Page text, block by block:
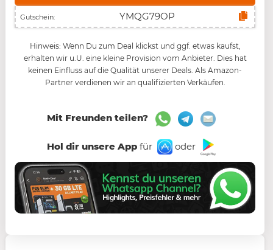
Gutschein:
Hinweis: Wenn Du zum Deal klickst und ggf. etwas kaufst,
erhalten wir u.U. eine kleine Provision vom Anbieter. Dies hat
keinen Einfluss auf die Qualität unserer Deals. Als Amazon-
Partner verdienen wir an qualifizierten Verkäufen.
Mit Freunden teilen?
Hol dir unsere Appfür oder